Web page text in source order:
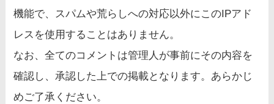
機能で、スパムや荒らしへの対応以外にこのIPアド
レスを使用することはありません。
なお、全てのコメントは管理人が事前にその内容を
確認し、承認した上での掲載となります。あらかじ
めご了承ください。